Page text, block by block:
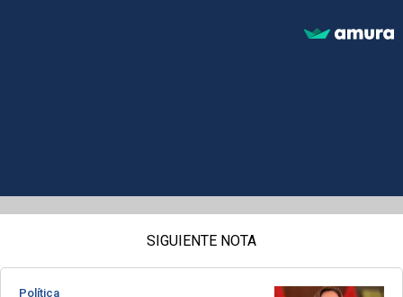
SIGUIENTE NOTA
Política